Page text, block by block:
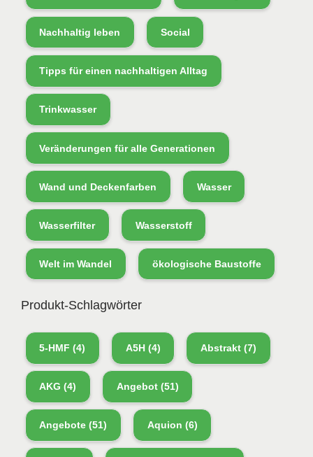
Nachhaltig leben Social
Tipps für einen nachhaltigen Alltag
Trinkwasser
Veränderungen für alle Generationen
Wand und Deckenfarben Wasser
Wasserfilter Wasserstoff
Welt im Wandel ökologische Baustoffe
Produkt-Schlagwörter
5-HMF (4) A5H(4) Abstrakt(7)
AKG (4) Angebot(51)
Angebote (51) Aquion (6)